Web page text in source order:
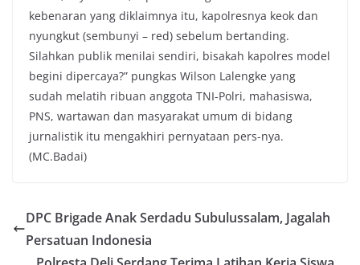
kebenaran yang diklaimnya itu, kapolresnya keok dan
nyungkut (sembunyi – red) sebelum bertanding.
Silahkan publik menilai sendiri, bisakah kapolres model
begini dipercaya?” pungkas Wilson Lalengke yang
sudah melatih ribuan anggota TNI-Polri, mahasiswa,
PNS, wartawan dan masyarakat umum di bidang
jurnalistik itu mengakhiri pernyataan pers-nya.
(MC.Badai)
DPC Brigade Anak Serdadu Subulussalam, Jagalah
Persatuan Indonesia